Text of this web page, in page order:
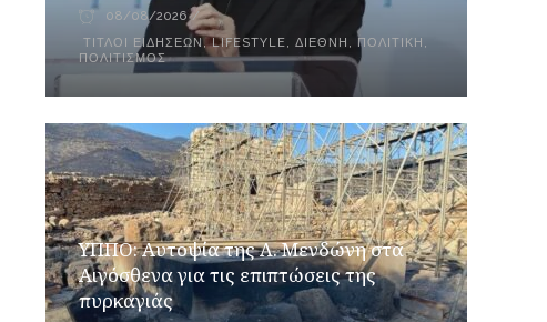
08/08/2026
ΤΊΤΛΟΙ ΕΙΔΉΣΕΩΝ,LIFESTYLE,ΔΙΕΘΝΉ , ΠΟΛΙΤΙΚΉ ,
ΠΟΛΙΤΙΣΜΌΣ
ΥΠΠΟ: Αυτοψία της Λ. Μενδώνη στα
Αιγόσθενα για τις επιπτώσεις της
πυρκαγιάς